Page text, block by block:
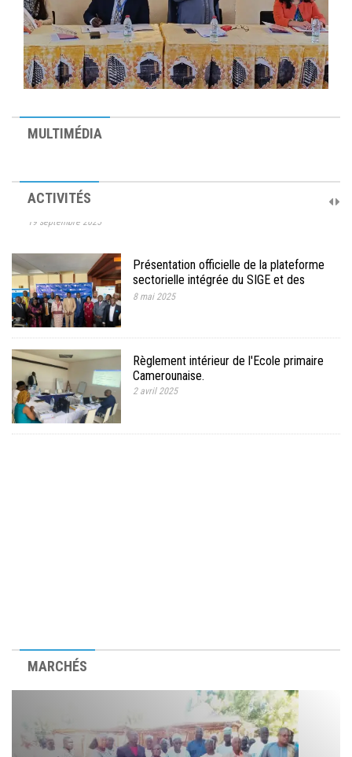
MULTIMÉDIA
ACTIVITÉS
10ème Session Ordinaire et 9ème Session Extraordinaire du
Comité de Pilotage du PAREC
19 septembre 2025
Présentation officielle de la plateforme
sectorielle intégrée du SIGE et des
documents et outils conceptuels et
8 mai 2025
Règlement intérieur de l'Ecole primaire
Camerounaise.
2 avril 2025
MARCHÉS